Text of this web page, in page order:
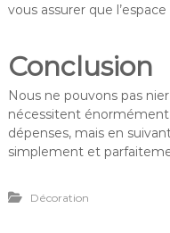
vous assurer que
Conclusion
Nous ne pouvons pas
nécessitent
dépenses, mais en
simplement et
Décoration